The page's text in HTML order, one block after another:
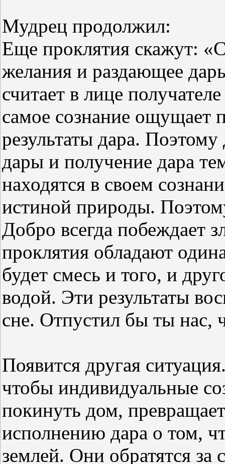
Мудрец продолжил:
Еще проклятия скажут:
желания и раздающее
считает в лице
самое сознание ощущает
результаты дара.
дары и получение дара
находятся в своем
истиной природы.
Добро всегда побеждает
проклятия обладают
будет смесь и того, и
водой. Эти результаты
сне. Отпустил бы ты нас,
Появится другая
чтобы индивидуальные
покинуть дом,
исполнению дара о том,
землей. Они обратятся за